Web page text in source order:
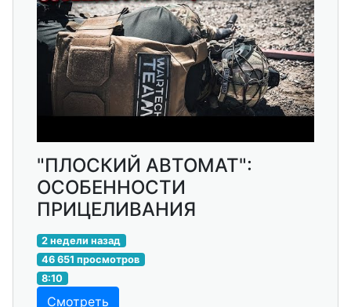
"ПЛОСКИЙ АВТОМАТ":
ОСОБЕННОСТИ
ПРИЦЕЛИВАНИЯ
2 недели назад
46 651 просмотров
8:10
Смотреть